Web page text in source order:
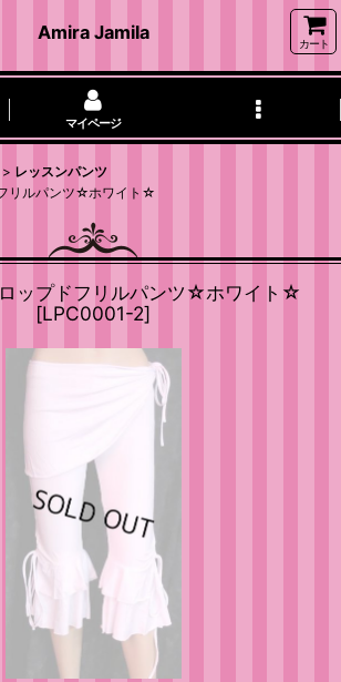
Amira Jamila
カート
マイページ
> レッスンパンツ
リルパンツ☆ホワイト☆
ップドフリルパンツ☆ホワイト☆
[LPC0001-2]